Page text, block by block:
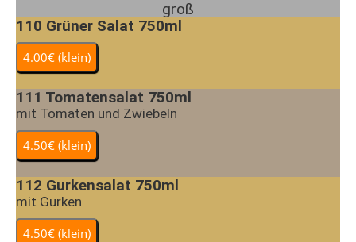
groß
110 Grüner Salat 750ml
111 Tomatensalat 750ml
mit Tomaten und Zwiebeln
112 Gurkensalat 750ml
mit Gurken